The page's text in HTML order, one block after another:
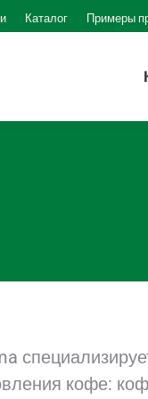
Каталог Примеры
кофе: